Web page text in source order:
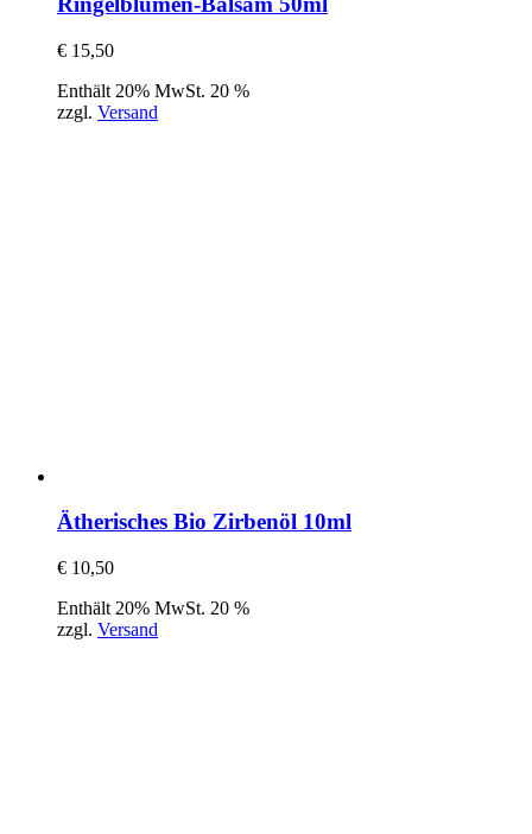
€ 15,50
Enthält 20% MwSt. 20 %
zzgl. Versand
Ätherisches Bio Zirbenöl 10ml
€ 10,50
Enthält 20% MwSt. 20 %
zzgl. Versand